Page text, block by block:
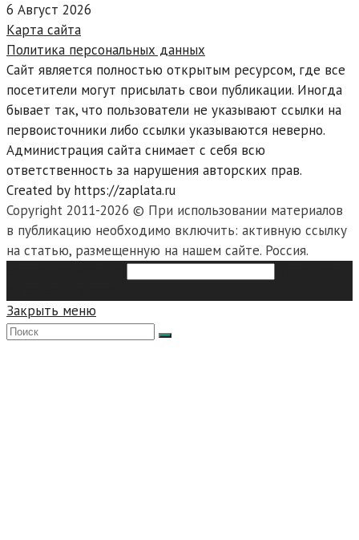
6 Август 2026
Карта сайта
Политика персональных данных
Сайт является полностью открытым ресурсом, где все
посетители могут присылать свои публикации. Иногда
бывает так, что пользователи не указывают ссылки на
первоисточники либо ссылки указываются неверно.
Администрация сайта снимает с себя всю
ответственность за нарушения авторских прав.
Created by https://zaplata.ru
Copyright 2011-2026 © При использовании материалов
в публикацию необходимо включить: активную ссылку
на статью, размещенную на нашем сайте. Россия.
Закрыть меню